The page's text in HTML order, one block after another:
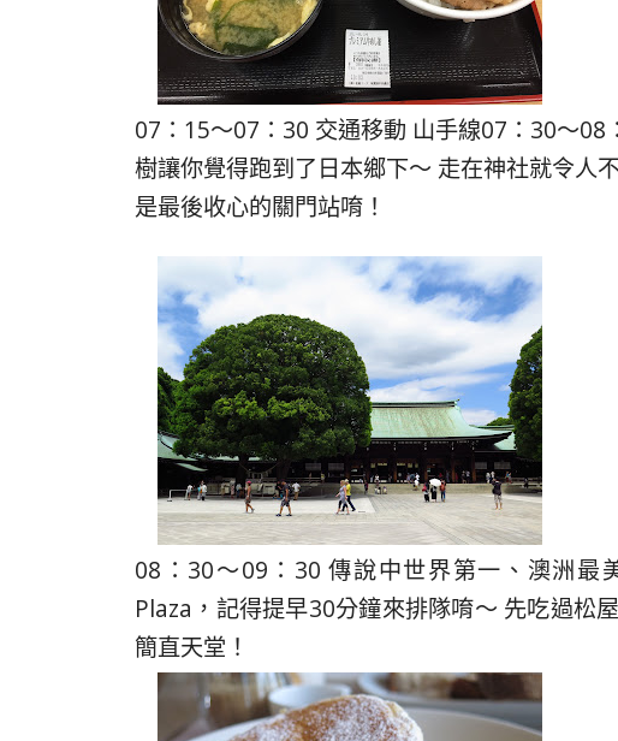
07：15～07：30 交通移動 山手線07：30～
樹讓你覺得跑到了日本鄉下～ 走在神社就令人
是最後收心的關門站唷！
08：30～09：30 傳說中世界第一、澳洲
Plaza，記得提早30分鐘來排隊唷～ 先吃過松
簡直天堂！